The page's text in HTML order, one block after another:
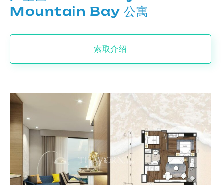
Mountain Bay 公寓
索取介绍